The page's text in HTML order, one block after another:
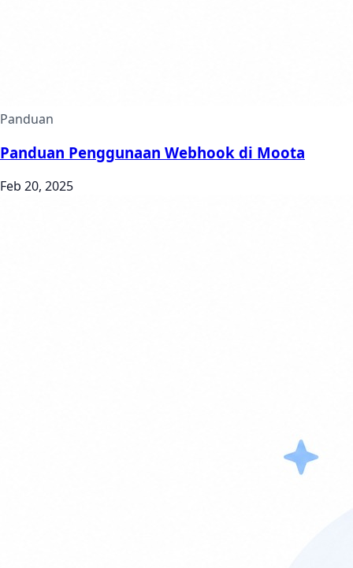
Panduan
Panduan Penggunaan Webhook di Moota
Feb 20, 2025